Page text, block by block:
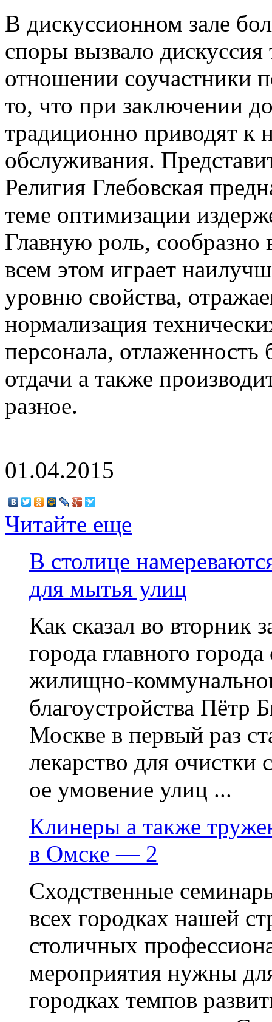
В дискуссионном зале
споры вызвало
отношении соучастники
то, что при заключении
традиционно приводят к
обслуживания.
Религия Глебовская
теме оптимизации
Главную роль, сообразно
всем этом играет
уровню свойства,
нормализация
персонала, отлаженность
отдачи а также
разное.
01.04.2015
Читайте еще
В столице
для мытья улиц
Как сказал во вторник
города главного
жилищно-
благоустройства Пётр
Москве в первый раз
лекарство для
ое умовение улиц ...
Клинеры а также
в Омске — 2
Сходственные
всех городках нашей
столичных
мероприятия нужны
городках темпов